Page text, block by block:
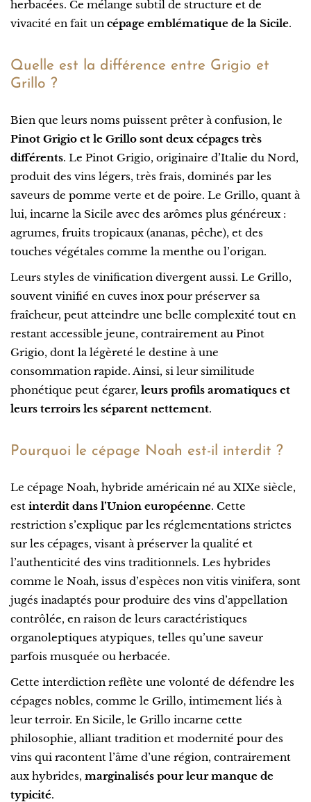
herbacées. Ce mélange subtil de structure et de
vivacité en fait un cépage emblématique de la Sicile.
Quelle est la différence entre Grigio et
Grillo ?
Bien que leurs noms puissent prêter à confusion, le
Pinot Grigio et le Grillo sont deux cépages très
différents. Le Pinot Grigio, originaire d’Italie du Nord,
produit des vins légers, très frais, dominés par les
saveurs de pomme verte et de poire. Le Grillo, quant à
lui, incarne la Sicile avec des arômes plus généreux :
agrumes, fruits tropicaux (ananas, pêche), et des
touches végétales comme la menthe ou l’origan.
Leurs styles de vinification divergent aussi. Le Grillo,
souvent vinifié en cuves inox pour préserver sa
fraîcheur, peut atteindre une belle complexité tout en
restant accessible jeune, contrairement au Pinot
Grigio, dont la légèreté le destine à une
consommation rapide. Ainsi, si leur similitude
phonétique peut égarer, leurs profils aromatiques et
leurs terroirs les séparent nettement.
Pourquoi le cépage Noah est-il interdit ?
Le cépage Noah, hybride américain né au XIXe siècle,
est interdit dans l’Union européenne. Cette
restriction s’explique par les réglementations strictes
sur les cépages, visant à préserver la qualité et
l’authenticité des vins traditionnels. Les hybrides
comme le Noah, issus d’espèces non vitis vinifera, sont
jugés inadaptés pour produire des vins d’appellation
contrôlée, en raison de leurs caractéristiques
organoleptiques atypiques, telles qu’une saveur
parfois musquée ou herbacée.
Cette interdiction reflète une volonté de défendre les
cépages nobles, comme le Grillo, intimement liés à
leur terroir. En Sicile, le Grillo incarne cette
philosophie, alliant tradition et modernité pour des
vins qui racontent l’âme d’une région, contrairement
aux hybrides, marginalisés pour leur manque de
typicité.